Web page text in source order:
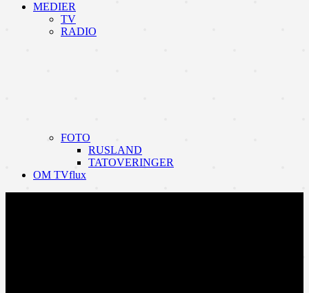
MEDIER
TV
RADIO
FOTO
RUSLAND
TATOVERINGER
OM TVflux